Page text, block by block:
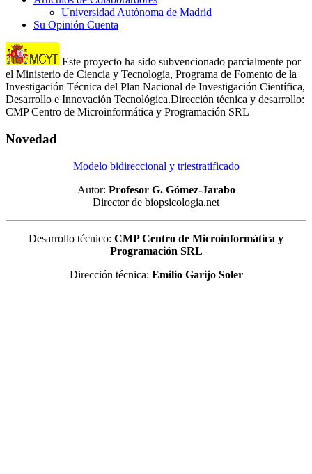
Universidad Autónoma de Madrid
Su Opinión Cuenta
Este proyecto ha sido subvencionado parcialmente por
el Ministerio de Ciencia y Tecnología, Programa de Fomento de la
Investigación Técnica del Plan Nacional de Investigación Científica,
Desarrollo e Innovación Tecnológica.Dirección técnica y desarrollo:
CMP Centro de Microinformática y Programación SRL
Novedad
Modelo bidireccional y triestratificado
Autor: Profesor G. Gómez-Jarabo
Director de biopsicologia.net
Desarrollo técnico: CMP Centro de Microinformática y
Programación SRL
Dirección técnica: Emilio Garijo Soler